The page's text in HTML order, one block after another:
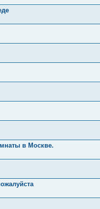
в Москве.